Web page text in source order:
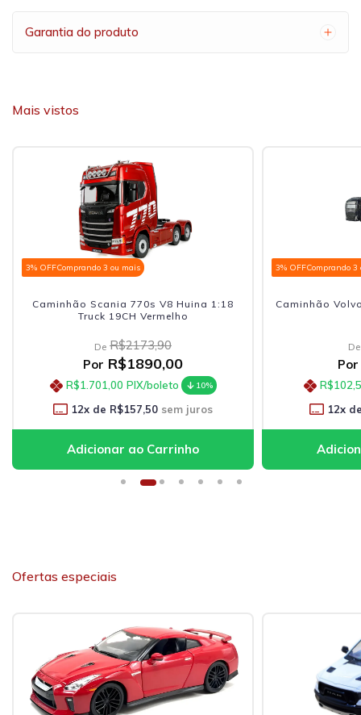
Garantia do produto
Mais vistos
3% OFFComprando 3 ou mais
Caminhão Scania 770s V8 Huina 1:18
Truck 19CH Vermelho
De R$2173,90
Por R$1890,00
R$1.701,00 PIX/boleto 10%
12x de R$157,50 sem juros
3% OFFComprando 3
Caminhão
De
Por
12x
Ofertas especiais